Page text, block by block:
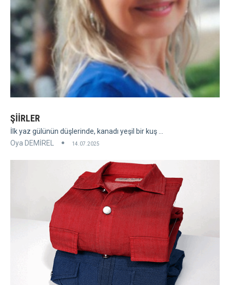
ŞİİRLER
İlk yaz gülünün düşlerinde, kanadı yeşil bir kuş ...
Oya DEMİREL
14.07.2025